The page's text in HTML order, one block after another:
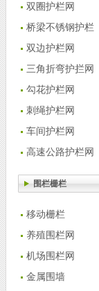
双圈护栏网
桥梁不锈钢护栏
双边护栏网
三角折弯护拦网
勾花护栏网
刺绳护栏网
车间护栏网
高速公路护栏网
围栏栅栏
移动栅栏
养殖围栏网
机场围栏网
金属围墙